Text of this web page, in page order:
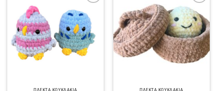
Πρόσθήκη
στην
λίστα
επιθυμιών
ΠΛΕΚΤΑ KΟΥΚΛΑΚΙΑ
Πρόσθήκη
στην
λίστα
επιθυμιών
ΠΛΕΚΤΑ KΟΥΚΛΑΚΙΑ